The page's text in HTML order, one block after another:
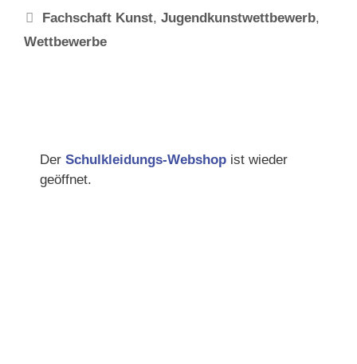
Schlagwörter
Fachschaft Kunst,Jugendkunstwettbewerb,
Wettbewerbe
Der Schulkleidungs-Webshop ist wieder
geöffnet.